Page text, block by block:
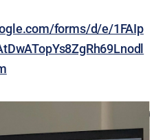
forms/d/e/1FAIp